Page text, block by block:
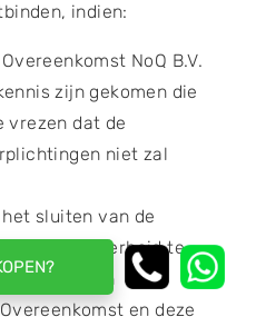
indien:
NoQ B.V.
zijn gekomen die
vrezen dat de
niet zal
sluiten van de
is om zekerheid te
van zijn
en deze